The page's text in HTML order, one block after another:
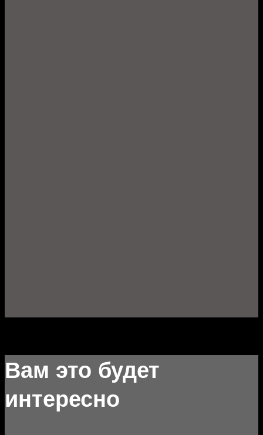
Вам это будет
интересно